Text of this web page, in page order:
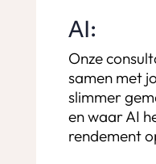
AI:
Onze
samen met
slimmer
en waar AI
rendement